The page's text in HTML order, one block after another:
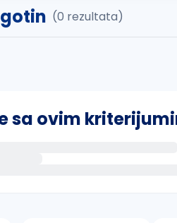
(0 rezultata)
sa ovim